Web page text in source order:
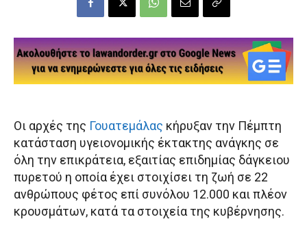
Οι αρχές της Γουατεμάλας κήρυξαν την Πέμπτη
κατάσταση υγειονομικής έκτακτης ανάγκης σε
όλη την επικράτεια, εξαιτίας επιδημίας δάγκειου
πυρετού η οποία έχει στοιχίσει τη ζωή σε 22
ανθρώπους φέτος επί συνόλου 12.000 και πλέον
κρουσμάτων, κατά τα στοιχεία της κυβέρνησης.